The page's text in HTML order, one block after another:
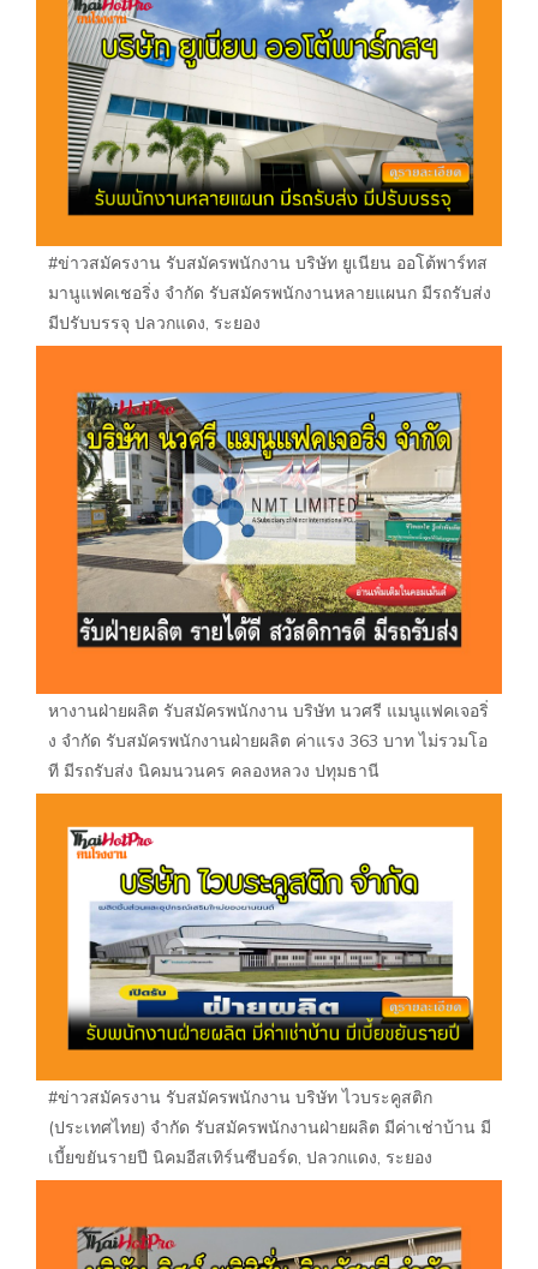
#ข่าวสมัครงาน รับสมัครพนักงาน บริษัท ยูเนียน ออโต้พาร์ทส
มานูแฟคเชอริ่ง จำกัด รับสมัครพนักงานหลายแผนก มีรถรับส่ง
มีปรับบรรจุ ปลวกแดง, ระยอง
หางานฝ่ายผลิต รับสมัครพนักงาน บริษัท นวศรี แมนูแฟคเจอริ่
ง จำกัด รับสมัครพนักงานฝ่ายผลิต ค่าแรง 363 บาท ไม่รวมโอ
ที มีรถรับส่ง นิคมนวนคร คลองหลวง ปทุมธานี
#ข่าวสมัครงาน รับสมัครพนักงาน บริษัท ไวบระคูสติก
(ประเทศไทย) จำกัด รับสมัครพนักงานฝ่ายผลิต มีค่าเช่าบ้าน มี
เบี้ยขยันรายปี นิคมอีสเทิร์นซีบอร์ด, ปลวกแดง, ระยอง